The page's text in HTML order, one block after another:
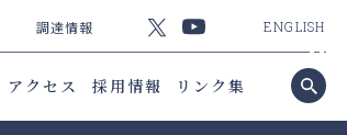
調達情報 ENGLISH
アクセス 採用情報 リンク集